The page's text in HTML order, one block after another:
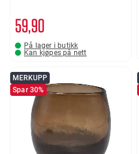
59 90
På lager i butikk
Kan kjøpes på nett
MERKUPP
Spar 30%